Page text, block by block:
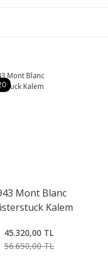
Mont Blanc
Kalem
45.320,00 TL
56.650,00 TL